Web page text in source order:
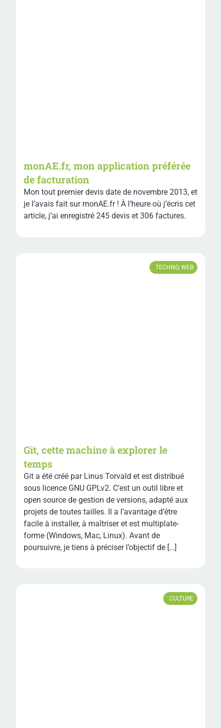
monAE.fr, mon application préférée
de facturation
Mon tout premier devis date de novembre 2013, et
je l’avais fait sur monAE.fr ! À l’heure où j’écris cet
article, j’ai enregistré 245 devis et 306 factures.
TECHNO, WEB
Git, cette machine à explorer le
temps
Git a été créé par Linus Torvald et est distribué
sous licence GNU GPLv2. C’est un outil libre et
open source de gestion de versions, adapté aux
projets de toutes tailles. Il a l’avantage d’être
facile à installer, à maîtriser et est multiplate-
forme (Windows, Mac, Linux). Avant de
poursuivre, je tiens à préciser l’objectif de […]
CULTURE